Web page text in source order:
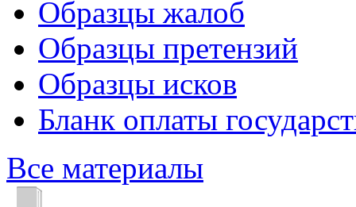
Образцы жалоб
Образцы претензий
Образцы исков
Бланк оплаты
Все материалы